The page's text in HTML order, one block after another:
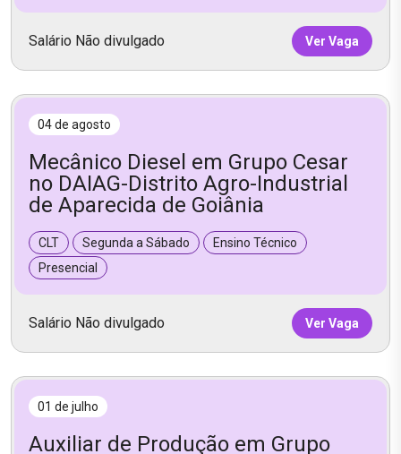
Salário Não divulgado Ver Vaga
04 de agosto
Mecânico Diesel em Grupo Cesar
no DAIAG-Distrito Agro-Industrial
de Aparecida de Goiânia
CLT Segunda a Sábado
Ensino Técnico
Presencial
Salário Não divulgado Ver Vaga
01 de julho
Auxiliar de Produção em Grupo